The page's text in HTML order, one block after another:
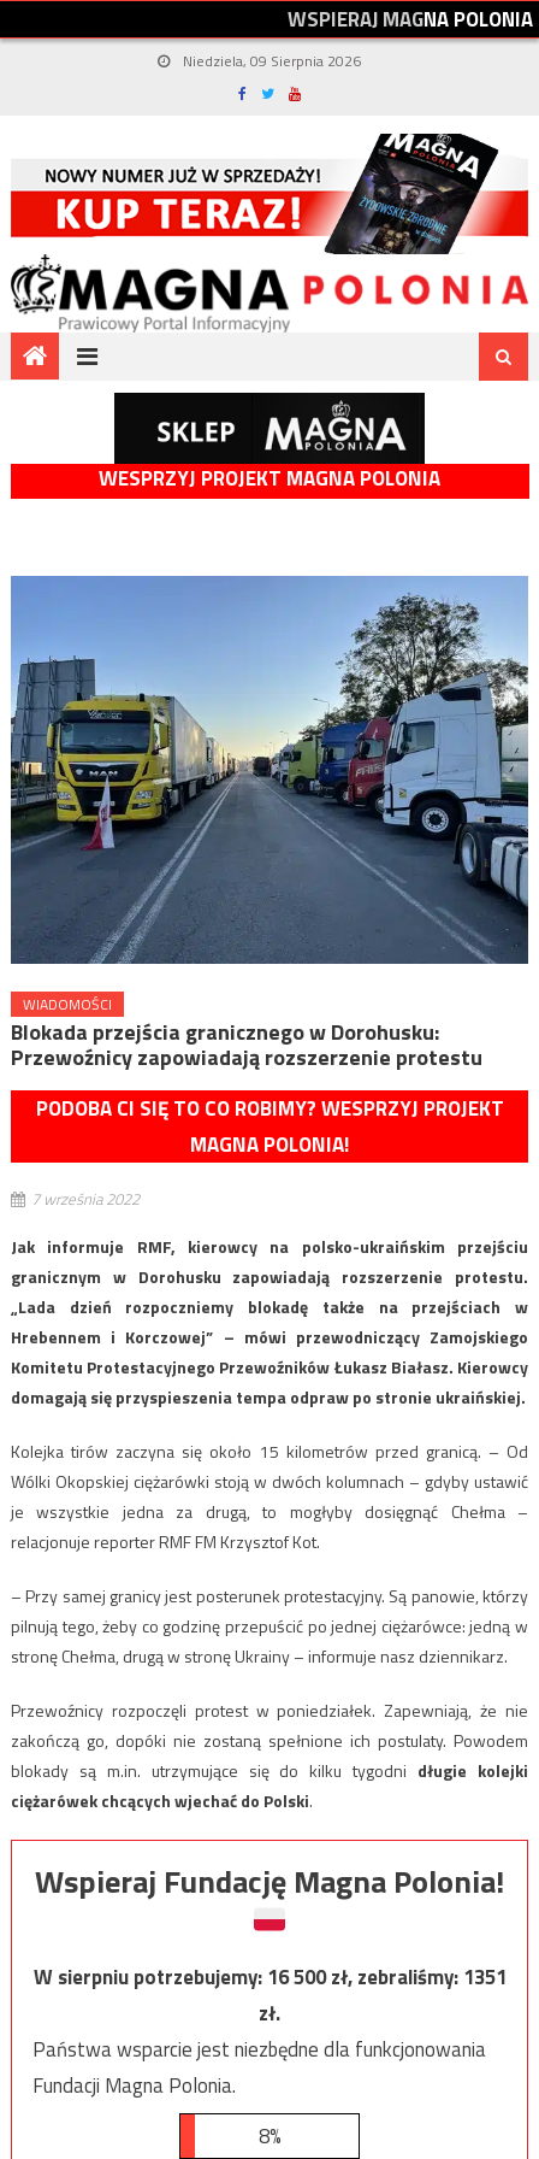
WSPIERAJMAGNAPOLONIA
Niedziela, 09 Sierpnia 2026
WESPRZYJ PROJEKT MAGNA POLONIA
WIADOMOŚCI
Blokada przejścia granicznego w Dorohusku:
Przewoźnicy zapowiadają rozszerzenie protestu
PODOBA CI SIĘ TO CO ROBIMY? WESPRZYJ PROJEKT
MAGNA POLONIA!
7 września 2022
Jak informuje RMF, kierowcy na polsko-ukraińskim przejściu
granicznym w Dorohusku zapowiadają rozszerzenie protestu.
„Lada dzień rozpoczniemy blokadę także na przejściach w
Hrebennem i Korczowej” – mówi przewodniczący Zamojskiego
Komitetu Protestacyjnego Przewoźników Łukasz Białasz. Kierowcy
domagają się przyspieszenia tempa odpraw po stronie ukraińskiej.
Kolejka tirów zaczyna się około 15 kilometrów przed granicą. – Od
Wólki Okopskiej ciężarówki stoją w dwóch kolumnach – gdyby ustawić
je wszystkie jedna za drugą, to mogłyby dosięgnąć Chełma –
relacjonuje reporter RMF FM Krzysztof Kot.
– Przy samej granicy jest posterunek protestacyjny. Są panowie, którzy
pilnują tego, żeby co godzinę przepuścić po jednej ciężarówce: jedną w
stronę Chełma, drugą w stronę Ukrainy – informuje nasz dziennikarz.
Przewoźnicy rozpoczęli protest w poniedziałek. Zapewniają, że nie
zakończą go, dopóki nie zostaną spełnione ich postulaty. Powodem
blokady są m.in. utrzymujące się do kilku tygodni długie kolejki
ciężarówek chcących wjechać do Polski.
Wspieraj Fundację Magna Polonia!
W sierpniu potrzebujemy:16 500zł, zebraliśmy:1351
zł.
Państwa wsparcie jest niezbędne dla funkcjonowania
Fundacji Magna Polonia.
8%